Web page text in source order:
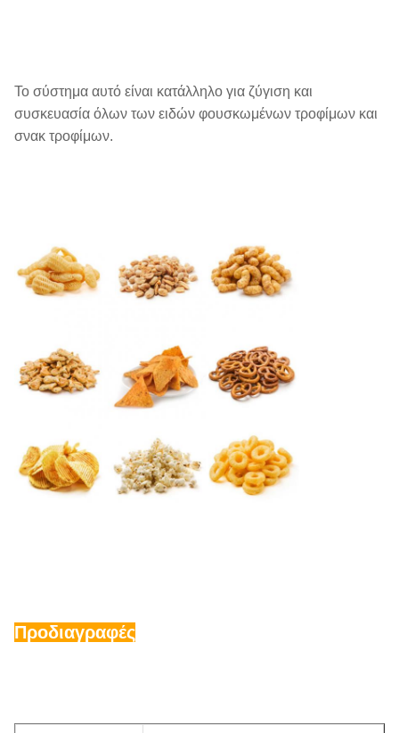
Το σύστημα αυτό είναι κατάλληλο για ζύγιση και
συσκευασία όλων των ειδών φουσκωμένων τροφίμων και
σνακ τροφίμων.
Προδιαγραφές